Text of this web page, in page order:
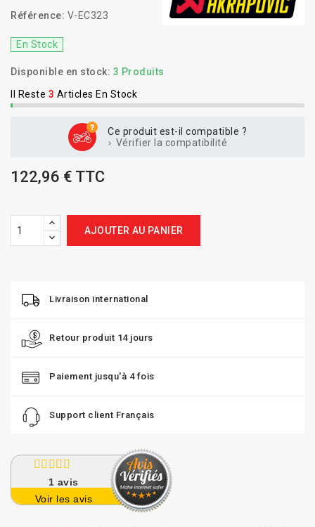
Référence: V-EC323
En Stock
Disponible en stock: 3 Produits
Il Reste 3 Articles En Stock
Ce produit est-il compatible ?
Vérifier la compatibilité
122,96 € TTC
AJOUTER AU PANIER
Livraison international
Retour produit 14 jours
Paiement jusqu'à 4 fois
Support client Français
1 avis
Voir les avis